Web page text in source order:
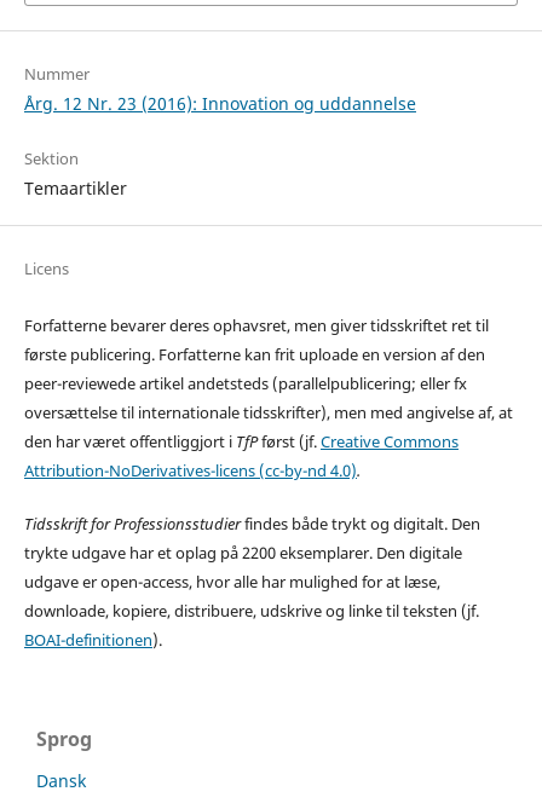
Nummer
Årg. 12 Nr. 23 (2016): Innovation og uddannelse
Sektion
Temaartikler
Licens
Forfatterne bevarer deres ophavsret, men giver tidsskriftet ret til
første publicering. Forfatterne kan frit uploade en version af den
peer-reviewede artikel andetsteds (parallelpublicering; eller fx
oversættelse til internationale tidsskrifter), men med angivelse af, at
den har været offentliggjort i TfPførst (jf.Creative Commons
Attribution-NoDerivatives-licens (cc-by-nd 4.0).
Tidsskrift for Professionsstudierfindes både trykt og digitalt. Den
trykte udgave har et oplag på 2200 eksemplarer. Den digitale
udgave er open-access, hvor alle har mulighed for at læse,
downloade, kopiere, distribuere, udskrive og linke til teksten (jf.
BOAI-definitionen).
Sprog
Dansk